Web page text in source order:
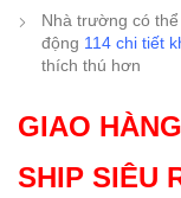
Nhà trường có
động 114 chi tiết
thích thú hơn
GIAO
SHIP SIÊU